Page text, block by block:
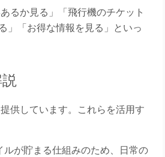
るか見る」「飛行機のチケット
」「お得な情報を見る」といっ
供しています。これらを活用す
が貯まる仕組みのため、日常の